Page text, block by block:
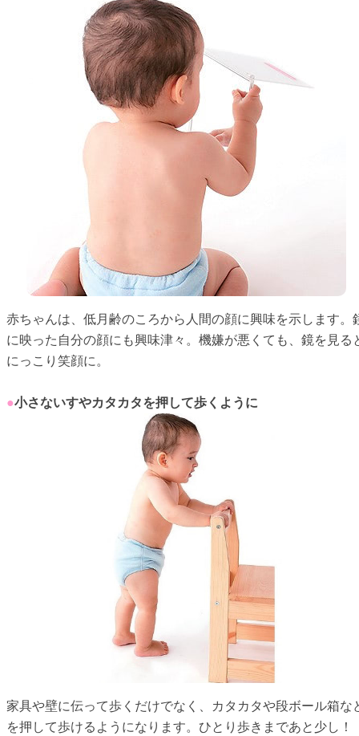
赤ちゃんは、低月齢のころから人間の顔に興味を示します。
に映った自分の顔にも興味津々。機嫌が悪くても、鏡を見る
にっこり笑顔に。
●小さないすやカタカタを押して歩くように
家具や壁に伝って歩くだけでなく、カタカタや段ボール箱な
を押して歩けるようになります。ひとり歩きまであと少し！